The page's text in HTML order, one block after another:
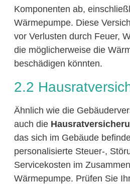
Komponenten ab,
Wärmepumpe. Diese
vor Verlusten durch Feuer,
die möglicherweise die
beschädigen könnten.
2.2
Ähnlich wie die
auch die
das sich im Gebäude
personalisierte Steuer-,
Servicekosten im
Wärmepumpe. Prüfen Sie